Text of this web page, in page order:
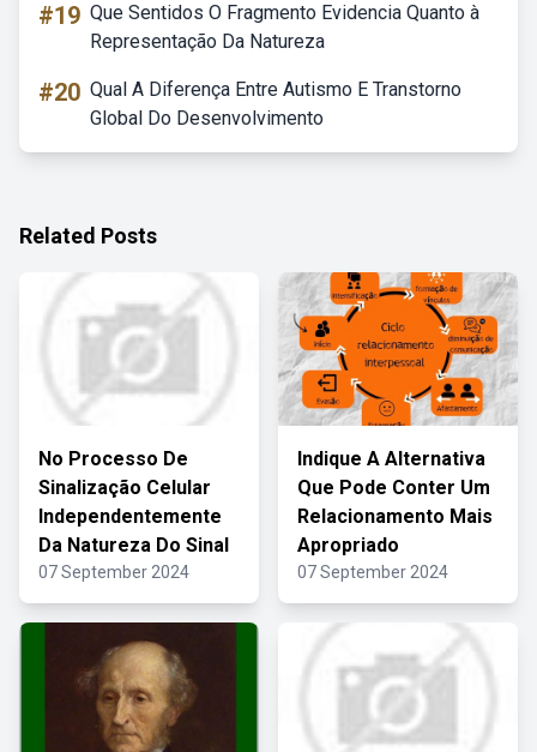
#19 Que Sentidos O Fragmento Evidencia Quanto à
Representação Da Natureza
#20 Qual A Diferença Entre Autismo E Transtorno
Global Do Desenvolvimento
Related Posts
No Processo De
Sinalização Celular
Independentemente
Da Natureza Do Sinal
07 September 2024
Indique A Alternativa
Que Pode Conter Um
Relacionamento Mais
Apropriado
07 September 2024